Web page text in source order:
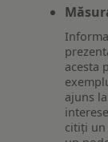
acesta
ajuns
citiți un